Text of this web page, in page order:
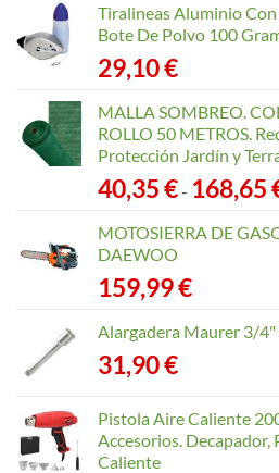
Tiralineas Aluminio
Bote De Polvo 100
29,10€
MALLA SOMBREO.
ROLLO 50 METROS.
Protección Jardín y
40,35€- 168,65
MOTOSIERRA DE
DAEWOO
159,99€
Alargadera Maurer 3/4"
31,90€
Pistola Aire Caliente
Accesorios.
Caliente